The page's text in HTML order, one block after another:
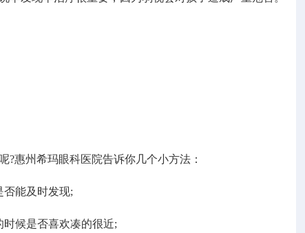
州希玛眼科医院告诉你几个小方法：
能及时发现;
候是否喜欢凑的很近;